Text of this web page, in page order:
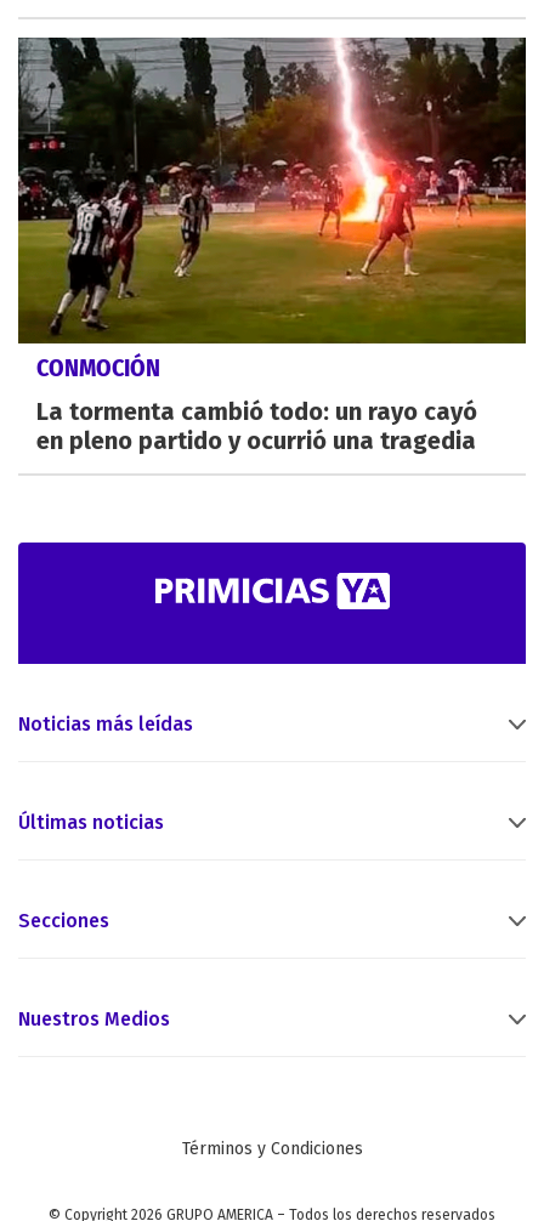
CONMOCIÓN
La tormenta cambió todo: un rayo cayó
en pleno partido y ocurrió una tragedia
Noticias más leídas
Últimas noticias
Secciones
Nuestros Medios
Términos y Condiciones
© Copyright 2026 GRUPO AMERICA – Todos los derechos reservados